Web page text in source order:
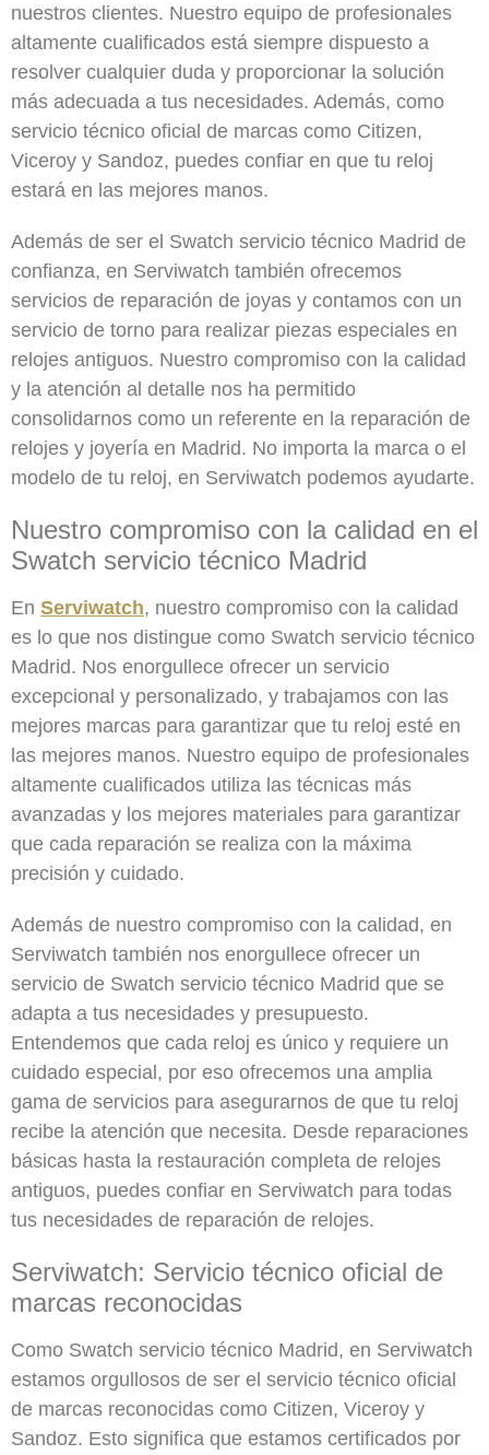
nuestros clientes. Nuestro equipo de profesionales
altamente cualificados está siempre dispuesto a
resolver cualquier duda y proporcionar la solución
más adecuada a tus necesidades. Además, como
servicio técnico oficial de marcas como Citizen,
Viceroy y Sandoz, puedes confiar en que tu reloj
estará en las mejores manos.
Además de ser el Swatch servicio técnico Madrid de
confianza, en Serviwatch también ofrecemos
servicios de reparación de joyas y contamos con un
servicio de torno para realizar piezas especiales en
relojes antiguos. Nuestro compromiso con la calidad
y la atención al detalle nos ha permitido
consolidarnos como un referente en la reparación de
relojes y joyería en Madrid. No importa la marca o el
modelo de tu reloj, en Serviwatch podemos ayudarte.
Nuestro compromiso con la calidad en el
Swatch servicio técnico Madrid
En Serviwatch, nuestro compromiso con la calidad
es lo que nos distingue como Swatch servicio técnico
Madrid. Nos enorgullece ofrecer un servicio
excepcional y personalizado, y trabajamos con las
mejores marcas para garantizar que tu reloj esté en
las mejores manos. Nuestro equipo de profesionales
altamente cualificados utiliza las técnicas más
avanzadas y los mejores materiales para garantizar
que cada reparación se realiza con la máxima
precisión y cuidado.
Además de nuestro compromiso con la calidad, en
Serviwatch también nos enorgullece ofrecer un
servicio de Swatch servicio técnico Madrid que se
adapta a tus necesidades y presupuesto.
Entendemos que cada reloj es único y requiere un
cuidado especial, por eso ofrecemos una amplia
gama de servicios para asegurarnos de que tu reloj
recibe la atención que necesita. Desde reparaciones
básicas hasta la restauración completa de relojes
antiguos, puedes confiar en Serviwatch para todas
tus necesidades de reparación de relojes.
Serviwatch: Servicio técnico oficial de
marcas reconocidas
Como Swatch servicio técnico Madrid, en Serviwatch
estamos orgullosos de ser el servicio técnico oficial
de marcas reconocidas como Citizen, Viceroy y
Sandoz. Esto significa que estamos certificados por